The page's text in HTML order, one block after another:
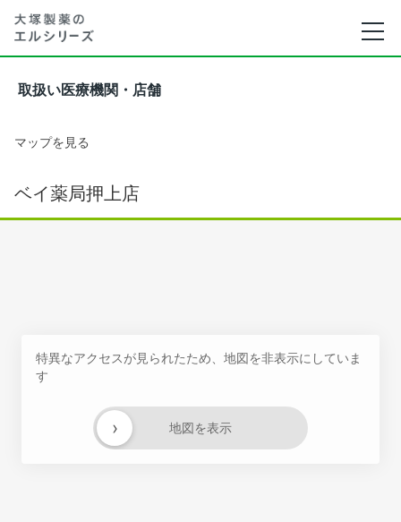
取扱い医療機関・店舗
マップを見る
ベイ薬局押上店
特異なアクセスが見られたため、地図を非表示にしていま
す
地図を表示
›